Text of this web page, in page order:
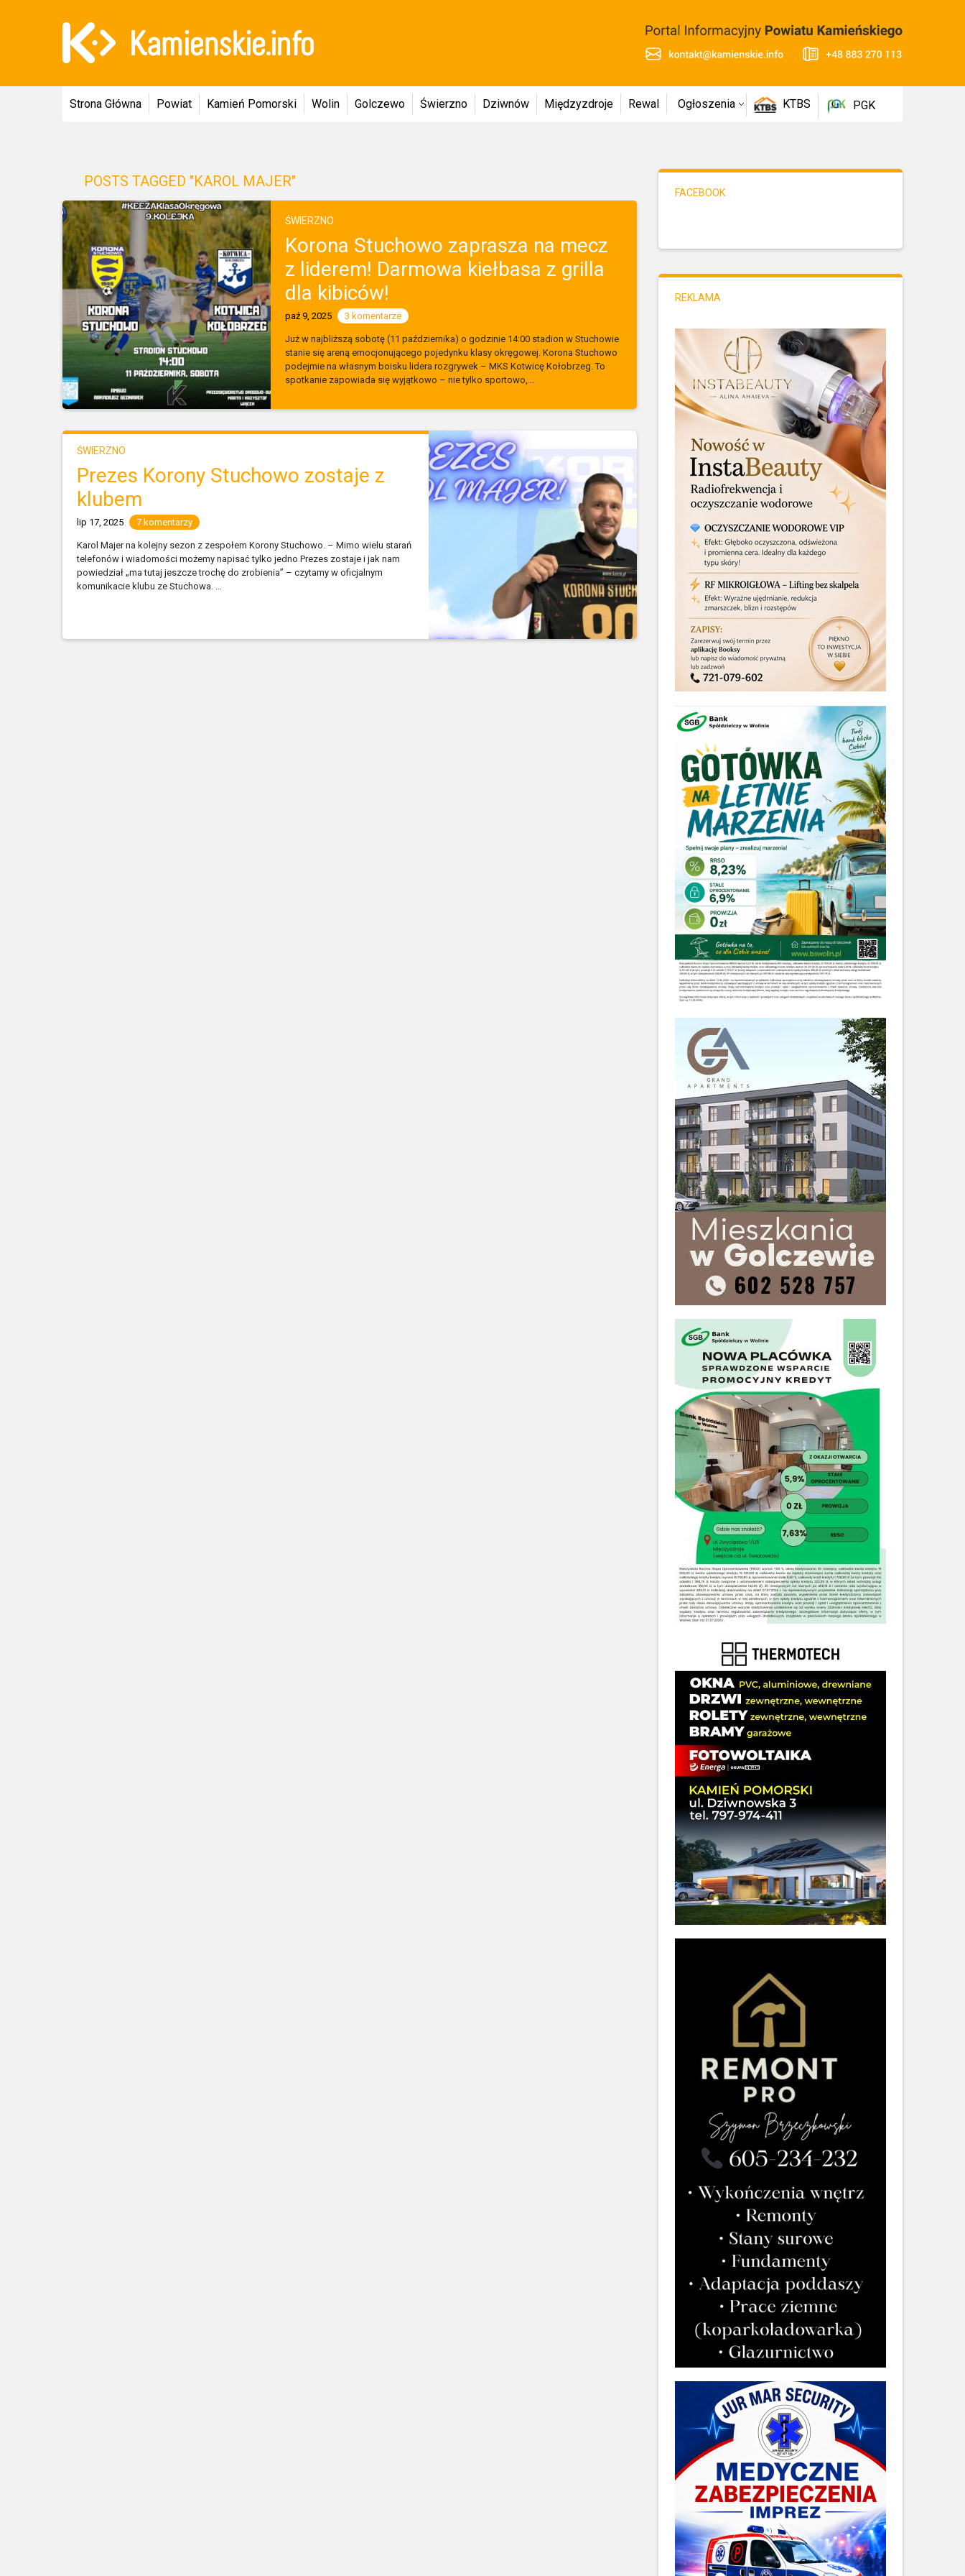
Strona Główna Powiat Kamień Pomorski Wolin Golczewo Świerzno Dziwnów Międzyzdroje Rewal Ogłoszenia KTBS PGK
POSTS TAGGED "KAROL MAJER"
ŚWIERZNO
Korona Stuchowo zaprasza na mecz
z liderem! Darmowa kiełbasa z grilla
dla kibiców!
paź 9, 2025 3 komentarze
Już w najbliższą sobotę (11 października) o godzinie 14:00 stadion w Stuchowie
stanie się areną emocjonującego pojedynku klasy okręgowej. Korona Stuchowo
podejmie na własnym boisku lidera rozgrywek – MKS Kotwicę Kołobrzeg. To
spotkanie zapowiada się wyjątkowo – nie tylko sportowo,...
ŚWIERZNO
Prezes Korony Stuchowo zostaje z
klubem
lip 17, 2025 7 komentarzy
Karol Majer na kolejny sezon z zespołem Korony Stuchowo. – Mimo wielu starań
telefonów i wiadomości możemy napisać tylko jedno Prezes zostaje i jak nam
powiedział „ma tutaj jeszcze trochę do zrobienia” – czytamy w oficjalnym
komunikacie klubu ze Stuchowa. ...
FACEBOOK
REKLAMA